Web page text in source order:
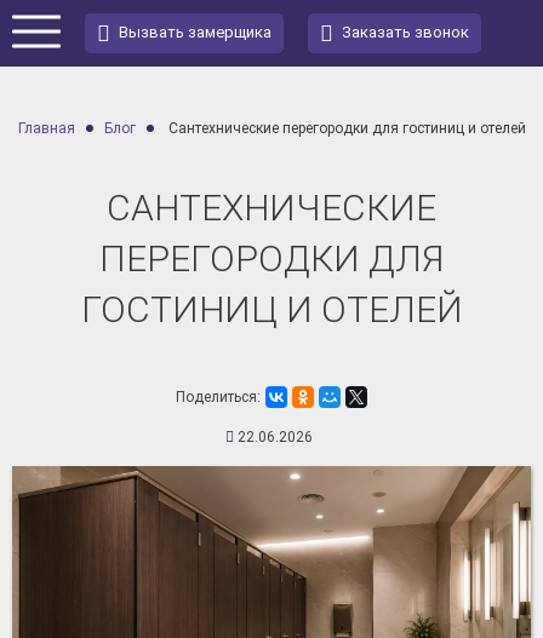
Вызвать замерщика Заказать звонок
Главная Блог Сантехнические перегородки для гостиниц и отелей
САНТЕХНИЧЕСКИЕ
ПЕРЕГОРОДКИ ДЛЯ
ГОСТИНИЦ И ОТЕЛЕЙ
Поделиться:
22.06.2026